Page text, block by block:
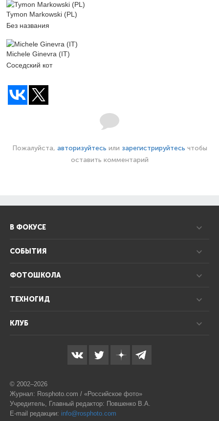
Tymon Markowski (PL)
Без названия
Michele Ginevra (IT)
Соседский кот
Пожалуйста, авторизуйтесь или зарегистрируйтесь чтобы
оставить комментарий
В ФОКУСЕ
СОБЫТИЯ
ФОТОШКОЛА
ТЕХНОГИД
КЛУБ
© 2002–2026
Журнал: Rosphoto.com / «Российское фото»
Учредитель, Главный редактор: Повшенко В.А.
E-mail редакции: info@rosphoto.com